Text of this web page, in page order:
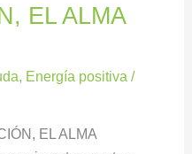
EL ALMA
, Energía positiva /
EL ALMA